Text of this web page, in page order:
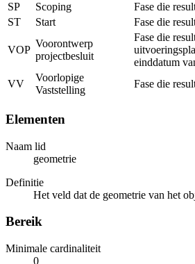
SP
Scoping
Fase die
ST
Start Fase die
VOP
Voorontwerp
projectbesluit
Fase die
einddatum
VV
Voorlopige
Vaststelling
Fase die
Elementen
Naam lid
geometrie
Definitie
Het veld dat de geometrie van het
Bereik
Minimale cardinaliteit
0